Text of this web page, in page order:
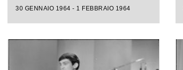
30 GENNAIO 1964 - 1 FEBBRAIO 1964